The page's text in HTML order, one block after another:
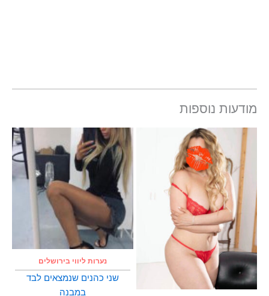
מודעות נוספות
נערות ליווי בירושלים
שני כהנים שנמצאים לבד
במבנה